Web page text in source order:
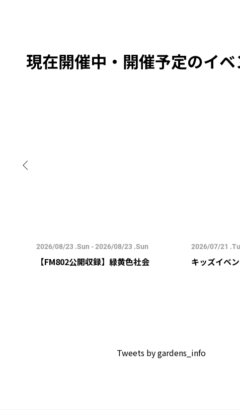
現在開催中・開催予定のイベ
2026/08/23 .Sun - 2026/08/23 .Sun
【FM802公開収録】緑黄色社会
2026/07/21
キッズイベ
Tweets by gardens_info